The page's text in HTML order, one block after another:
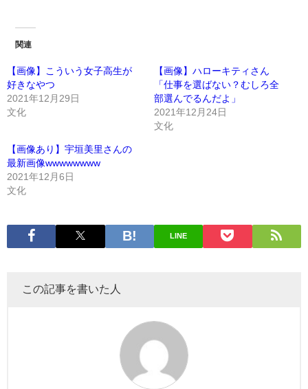
関連
【画像】こういう女子高生が
好きなやつ
2021年12月29日
文化
【画像】ハローキティさん
「仕事を選ばない？むしろ全
部選んでるんだよ」
2021年12月24日
文化
【画像あり】宇垣美里さんの
最新画像wwwwwwww
2021年12月6日
文化
LINE
この記事を書いた人